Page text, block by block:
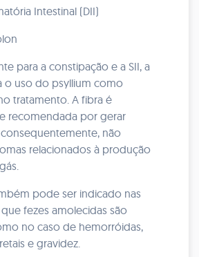
Intestinal (DII)
para a constipação e a SII, a
o uso do psyllium como
tratamento. A fibra é
recomendada por gerar
não
relacionados à produção
pode ser indicado nas
fezes amolecidas são
no caso de hemorróidas,
e gravidez.